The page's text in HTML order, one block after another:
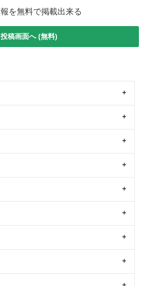
を無料で掲載出来る
投稿画面へ (無料)